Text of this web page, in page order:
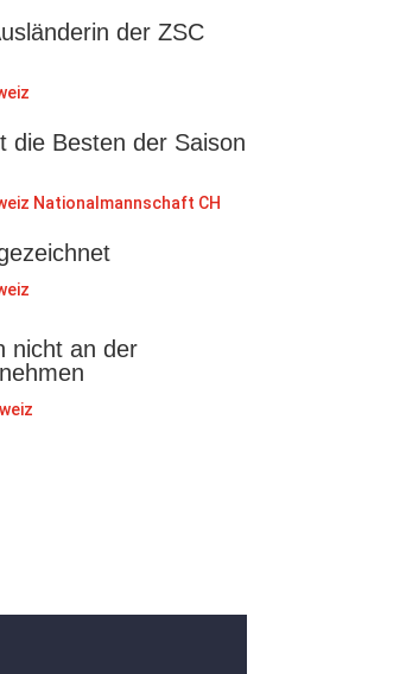
der ZSC
die Besten der Saison
Nationalmannschaft CH
nicht an der